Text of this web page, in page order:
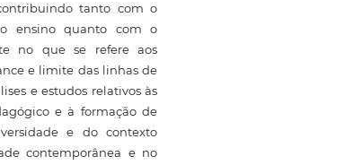
tanto com o
ensino quanto com o
no que se refere aos
e limite das linhas de
e estudos relativos às
e à formação de
e do contexto
contemporânea e no